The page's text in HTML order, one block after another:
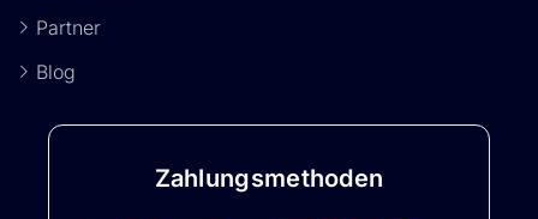
Partner
Blog
Zahlungsmethoden